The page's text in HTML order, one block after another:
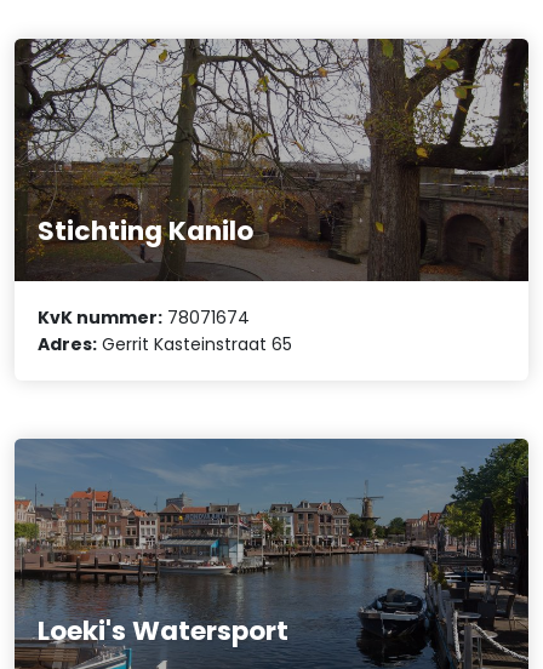
Stichting Kanilo
KvK nummer: 78071674
Adres: Gerrit Kasteinstraat 65
Loeki's Watersport